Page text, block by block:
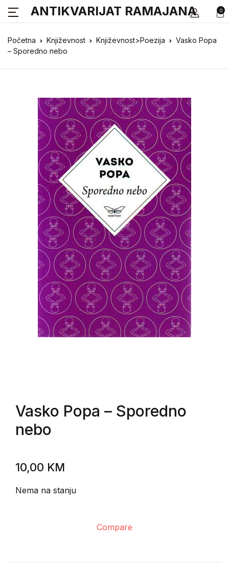
0
ANTIKVARIJAT RAMAJANA
Početna Književnost Književnost>Poezija
Vasko Popa
– Sporedno nebo
Vasko Popa – Sporedno
nebo
10,00 KM
Nema na stanju
Compare